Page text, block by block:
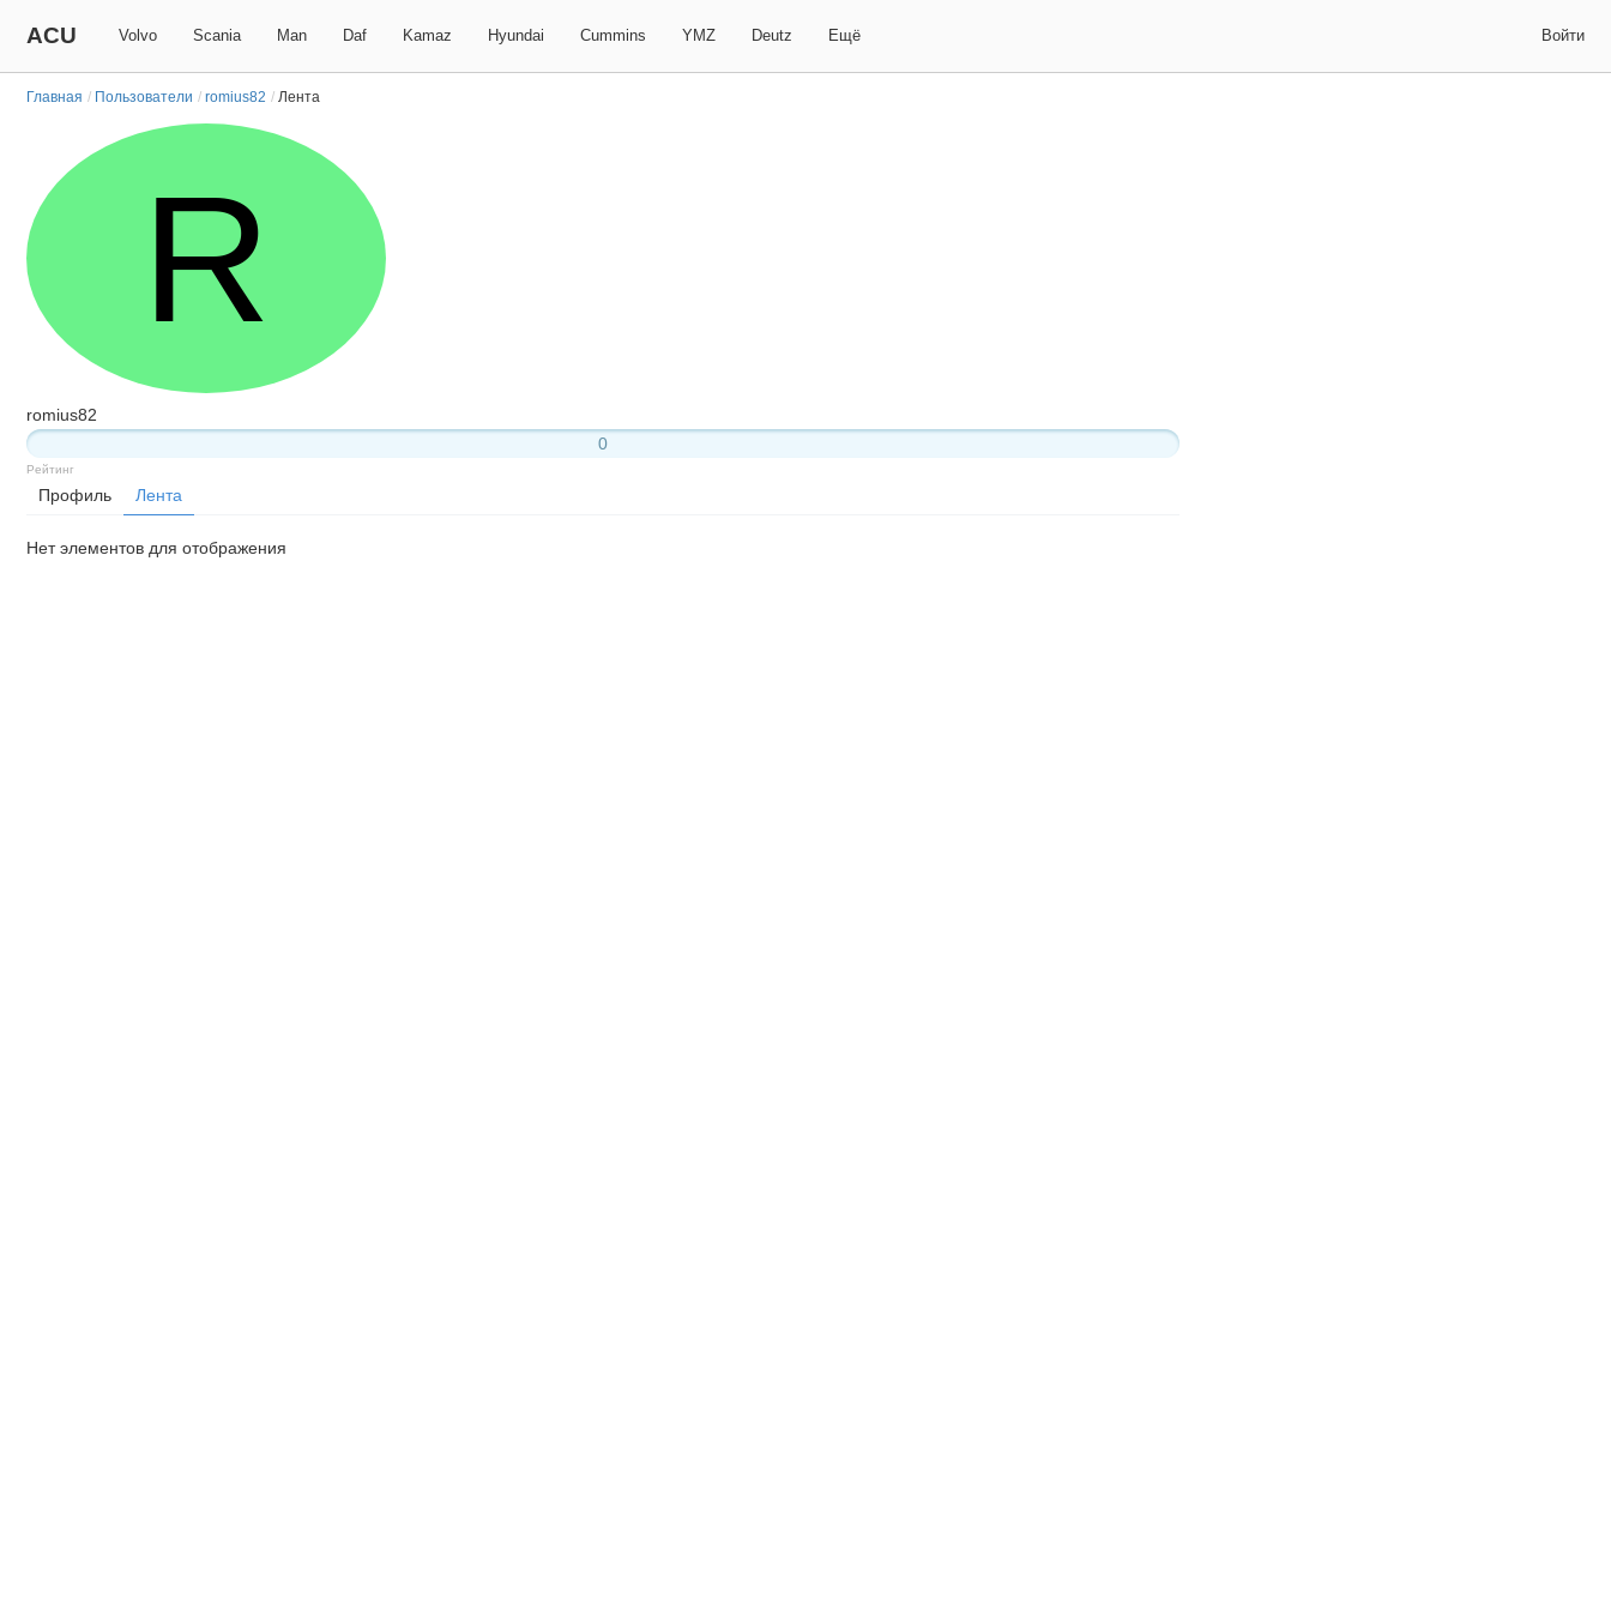
ACU Volvo Scania Man Daf Kamaz Hyundai Cummins YMZ Deutz Ещё Войти
Главная / Пользователи / romius82 / Лента
R
romius82
0
Рейтинг
Профиль Лента
Нет элементов для отображения